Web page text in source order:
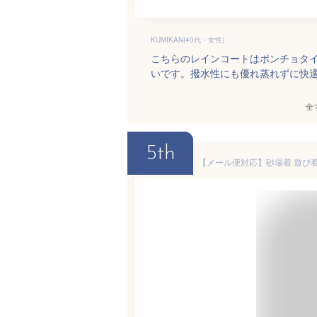
KUMIKAN(40代・女性)
こちらのレインコートはポンチョタ
いです。撥水性にも優れ蒸れずに快
全
5th